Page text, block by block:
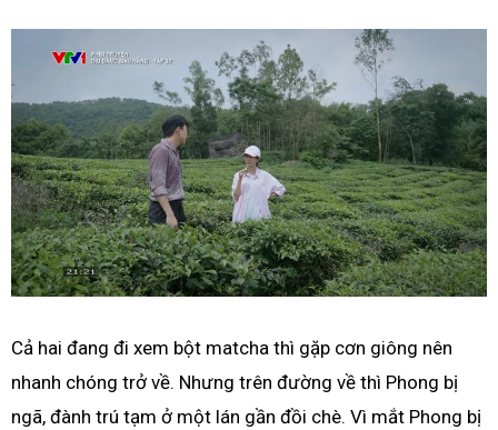
Cả hai đang đi xem bột matcha thì gặp cơn giông nên
nhanh chóng trở về. Nhưng trên đường về thì Phong bị
ngã, đành trú tạm ở một lán gần đồi chè. Vì mắt Phong bị